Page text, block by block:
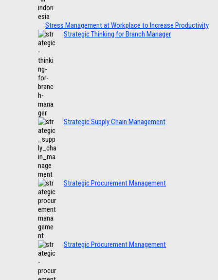
Stress Management at Workplace to Increase Productivity
Strategic Thinking for Branch Manager
Strategic Supply Chain Management
Strategic Procurement Management
Strategic Procurement Management